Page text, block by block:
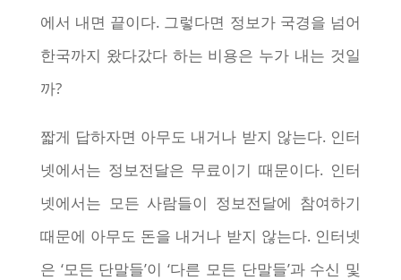
에서 내면 끝이다. 그렇다면 정보가 국경을 넘어
한국까지 왔다갔다 하는 비용은 누가 내는 것일
까?
짧게 답하자면 아무도 내거나 받지 않는다. 인터
넷에서는 정보전달은 무료이기 때문이다. 인터
넷에서는 모든 사람들이 정보전달에 참여하기
때문에 아무도 돈을 내거나 받지 않는다. 인터넷
은 ‘모든 단말들’이 ‘다른 모든 단말들’과 수신 및